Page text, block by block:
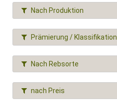
Nach Produktion
Prämierung / Klassifikation
Nach Rebsorte
nach Preis